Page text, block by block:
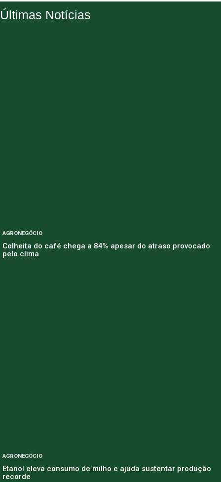
Últimas Notícias
AGRONEGÓCIO
Colheita do café chega a 84% apesar do atraso provocado
pelo clima
AGRONEGÓCIO
Etanol eleva consumo de milho e ajuda sustentar produção
recorde